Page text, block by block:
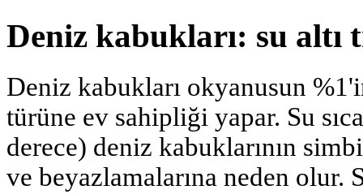
Deniz kabukları: su
Deniz kabukları okyanusun
türüne ev sahipliği yapar. Su
derece) deniz kabuklarının
ve beyazlamalarına neden olur.